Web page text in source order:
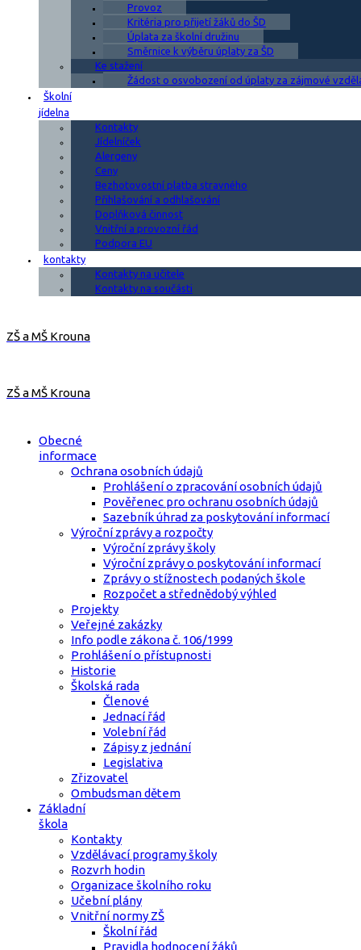
Provoz
Kritéria pro přijetí žáků do ŠD
Úplata za školní družinu
Směrnice k výběru úplaty za ŠD
Ke stažení
Žádost o osvobození od úplaty za zájmové
Školní
jídelna
Kontakty
Jídelníček
Alergeny
Ceny
Bezhotovostní platba stravného
Přihlašování a odhlašování
Doplňková činnost
Vnitřní a provozní řád
Podpora EU
kontakty
Kontakty na učitele
Kontakty na součásti
ZŠ a MŠ Krouna
ZŠ a MŠ Krouna
Obecné
informace
Ochrana osobních údajů
Prohlášení o zpracování osobních údajů
Pověřenec pro ochranu osobních údajů
Sazebník úhrad za poskytování informací
Výroční zprávy a rozpočty
Výroční zprávy školy
Výroční zprávy o poskytování informací
Zprávy o stížnostech podaných škole
Rozpočet a střednědobý výhled
Projekty
Veřejné zakázky
Info podle zákona č. 106/1999
Prohlášení o přístupnosti
Historie
Školská rada
Členové
Jednací řád
Volební řád
Zápisy z jednání
Legislativa
Zřizovatel
Ombudsman dětem
Základní
škola
Kontakty
Vzdělávací programy školy
Rozvrh hodin
Organizace školního roku
Učební plány
Vnitřní normy ZŠ
Školní řád
Pravidla hodnocení žáků